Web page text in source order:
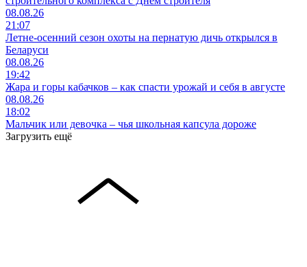
08.08.26
21:07
Летне-осенний сезон охоты на пернатую дичь открылся в
Беларуси
08.08.26
19:42
Жара и горы кабачков – как спасти урожай и себя в августе
08.08.26
18:02
Мальчик или девочка – чья школьная капсула дороже
Загрузить ещё